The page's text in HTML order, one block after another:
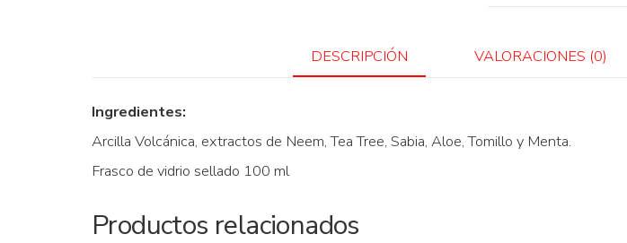
DESCRIPCIÓN VALORACIONES (0)
Ingredientes:
Arcilla Volcánica, extractos de Neem, Tea Tree, Sabia, Aloe, Tomillo y Menta.
Frasco de vidrio sellado 100 ml
Productos relacionados